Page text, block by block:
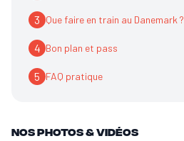
3 Que faire en train au Danemark ?
4 Bon plan et pass
5 FAQ pratique
Nos Photos & vidéos